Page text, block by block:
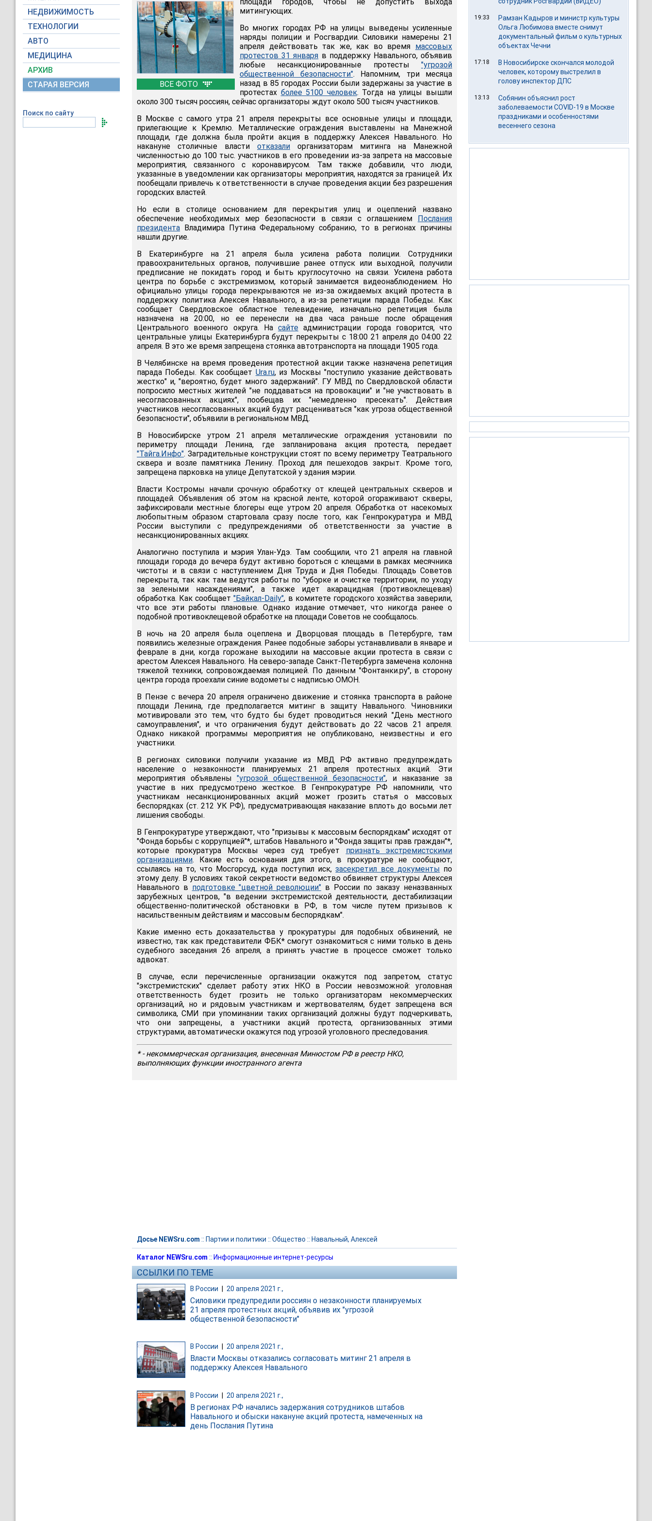
НЕДВИЖИМОСТЬ
ТЕХНОЛОГИИ
АВТО
МЕДИЦИНА
АРХИВ
СТАРАЯ ВЕРСИЯ
Поиск по сайту
ВСЕ ФОТО
митингующих.
Во многих городах РФ на улицы выведены усиленные
наряды полиции и Росгвардии. Силовики намерены 21
апреля действовать так же, как во время массовых
протестов 31 января в поддержку Навального, объявив
любые несанкционированные протесты "угрозой
общественной безопасности". Напомним, три месяца
назад в 85 городах России были задержаны за участие в
протестах более 5100 человек. Тогда на улицы вышли
около 300 тысяч россиян, сейчас организаторы ждут около 500 тысяч участников.
В Москве с самого утра 21 апреля перекрыты все основные улицы и площади,
прилегающие к Кремлю. Металлические ограждения выставлены на Манежной
площади, где должна была пройти акция в поддержку Алексея Навального. Но
накануне столичные власти отказали организаторам митинга на Манежной
численностью до 100 тыс. участников в его проведении из-за запрета на массовые
мероприятия, связанного с коронавирусом. Там также добавили, что люди,
указанные в уведомлении как организаторы мероприятия, находятся за границей. Их
пообещали привлечь к ответственности в случае проведения акции без разрешения
городских властей.
Но если в столице основанием для перекрытия улиц и оцеплений названо
обеспечение необходимых мер безопасности в связи с оглашением Послания
президента Владимира Путина Федеральному собранию, то в регионах причины
нашли другие.
В Екатеринбурге на 21 апреля была усилена работа полиции. Сотрудники
правоохранительных органов, получившие ранее отпуск или выходной, получили
предписание не покидать город и быть круглосуточно на связи. Усилена работа
центра по борьбе с экстремизмом, который занимается видеонаблюдением. Но
официально улицы города перекрываются не из-за ожидаемых акций протеста в
поддержку политика Алексея Навального, а из-за репетиции парада Победы. Как
сообщает Свердловское областное телевидение, изначально репетиция была
назначена на 20:00, но ее перенесли на два часа раньше после обращения
Центрального военного округа. На сайте администрации города говорится, что
центральные улицы Екатеринбурга будут перекрыты с 18:00 21 апреля до 04:00 22
апреля. В это же время запрещена стоянка автотранспорта на площади 1905 года.
В Челябинске на время проведения протестной акции также назначена репетиция
парада Победы. Как сообщает Ura.ru, из Москвы "поступило указание действовать
жестко" и, "вероятно, будет много задержаний". ГУ МВД по Свердловской области
попросило местных жителей "не поддаваться на провокации" и "не участвовать в
несогласованных акциях", пообещав их "немедленно пресекать". Действия
участников несогласованных акций будут расцениваться "как угроза общественной
безопасности", объявили в региональном МВД.
В Новосибирске утром 21 апреля металлические ограждения установили по
периметру площади Ленина, где запланирована акция протеста, передает
"Тайга.Инфо". Заградительные конструкции стоят по всему периметру Театрального
сквера и возле памятника Ленину. Проход для пешеходов закрыт. Кроме того,
запрещена парковка на улице Депутатской у здания мэрии.
Власти Костромы начали срочную обработку от клещей центральных скверов и
площадей. Объявления об этом на красной ленте, которой огораживают скверы,
зафиксировали местные блогеры еще утром 20 апреля. Обработка от насекомых
любопытным образом стартовала сразу после того, как Генпрокуратура и МВД
России выступили с предупреждениями об ответственности за участие в
несанкционированных акциях.
Аналогично поступила и мэрия Улан-Удэ. Там сообщили, что 21 апреля на главной
площади города до вечера будут активно бороться с клещами в рамках месячника
чистоты и в связи с наступлением Дня Труда и Дня Победы. Площадь Советов
перекрыта, так как там ведутся работы по "уборке и очистке территории, по уходу
за зелеными насаждениями", а также идет акарацидная (противоклещевая)
обработка. Как сообщает"Байкал-Daily", в комитете городского хозяйства заверили,
что все эти работы плановые. Однако издание отмечает, что никогда ранее о
подобной противоклещевой обработке на площади Советов не сообщалось.
В ночь на 20 апреля была оцеплена и Дворцовая площадь в Петербурге, там
появились железные ограждения. Ранее подобные заборы устанавливали в январе и
феврале в дни, когда горожане выходили на массовые акции протеста в связи с
арестом Алексея Навального. На северо-западе Санкт-Петербурга замечена колонна
тяжелой техники, сопровождаемая полицией. По данным "Фонтанки.ру", в сторону
центра города проехали синие водометы с надписью ОМОН.
В Пензе с вечера 20 апреля ограничено движение и стоянка транспорта в районе
площади Ленина, где предполагается митинг в защиту Навального. Чиновники
мотивировали это тем, что будто бы будет проводиться некий "День местного
самоуправления", и что ограничения будут действовать до 22 часов 21 апреля.
Однако никакой программы мероприятия не опубликовано, неизвестны и его
участники.
В регионах силовики получили указание из МВД РФ активно предупреждать
население о незаконности планируемых 21 апреля протестных акций. Эти
мероприятия объявлены"угрозой общественной безопасности", и наказание за
участие в них предусмотрено жесткое. В Генпрокуратуре РФ напомнили, что
участникам несанкционированных акций может грозить статья о массовых
беспорядках (ст. 212 УК РФ), предусматривающая наказание вплоть до восьми лет
лишения свободы.
В Генпрокуратуре утверждают, что "призывы к массовым беспорядкам" исходят от
"Фонда борьбы с коррупцией"*, штабов Навального и "Фонда защиты прав граждан"*,
которые прокуратура Москвы через суд требует признать экстремистскими
организациями. Какие есть основания для этого, в прокуратуре не сообщают,
ссылаясь на то, что Мосгорсуд, куда поступил иск,засекретил все документы по
этому делу. В условиях такой секретности ведомство обвиняет структуры Алексея
Навального в подготовке "цветной революции" в России по заказу неназванных
зарубежных центров, "в ведении экстремистской деятельности, дестабилизации
общественно-политической обстановки в РФ, в том числе путем призывов к
насильственным действиям и массовым беспорядкам".
Какие именно есть доказательства у прокуратуры для подобных обвинений, не
известно, так как представители ФБК* смогут ознакомиться с ними только в день
судебного заседания 26 апреля, а принять участие в процессе сможет только
адвокат.
В случае, если перечисленные организации окажутся под запретом, статус
"экстремистских" сделает работу этих НКО в России невозможной: уголовная
ответственность будет грозить не только организаторам некоммерческих
организаций, но и рядовым участникам и жертвователям, будет запрещена вся
символика, СМИ при упоминании таких организаций должны будут подчеркивать,
что они запрещены, а участники акций протеста, организованных этими
структурами, автоматически окажутся под угрозой уголовного преследования.
* - некоммерческая организация, внесенная Минюстом РФ в реестр НКО,
выполняющих функции иностранного агента
Досье NEWSru.com :: Партии и политики :: Общество :: Навальный, Алексей
Каталог NEWSru.com :: Информационные интернет-ресурсы
ССЫЛКИ ПО ТЕМЕ
В России 20 апреля 2021 г.,
Силовики предупредили россиян о незаконности планируемых
21 апреля протестных акций, объявив их "угрозой
общественной безопасности"
В России 20 апреля 2021 г.,
Власти Москвы отказались согласовать митинг 21 апреля в
поддержку Алексея Навального
В России | 20 апреля 2021 г.,
В регионах РФ начались задержания сотрудников штабов
Навального и обыски накануне акций протеста, намеченных на
день Послания Путина
19:33
Рамзан Кадыров и министр культуры
Ольга Любимова вместе снимут
документальный фильм о культурных
объектах Чечни
17:18
В Новосибирске скончался молодой
человек, которому выстрелил в
голову инспектор ДПС
13:13
Собянин объяснил рост
заболеваемости COVID-19 в Москве
праздниками и особенностями
весеннего сезона